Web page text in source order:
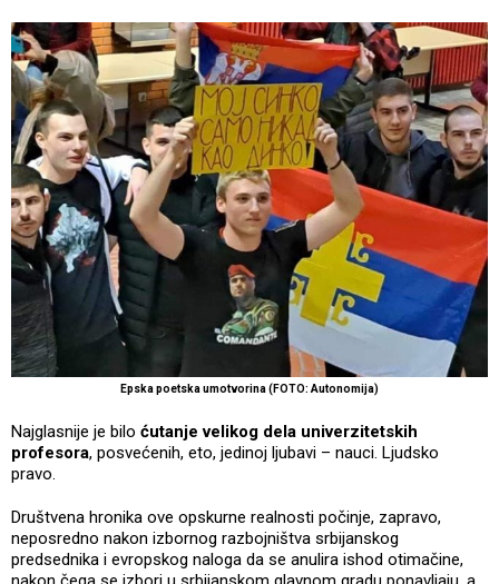
Epska poetska umotvorina (FOTO: Autonomija)
Najglasnije je bilo ćutanje velikog dela univerzitetskih
profesora, posvećenih, eto, jedinoj ljubavi – nauci. Ljudsko
pravo.
Društvena hronika ove opskurne realnosti počinje, zapravo,
neposredno nakon izbornog razbojništva srbijanskog
predsednika i evropskog naloga da se anulira ishod otimačine,